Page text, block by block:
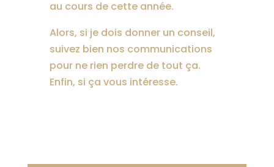
au cours de cette année.
Alors, si je dois donner un conseil,
suivez bien nos communications
pour ne rien perdre de tout ça.
Enfin, si ça vous intéresse.